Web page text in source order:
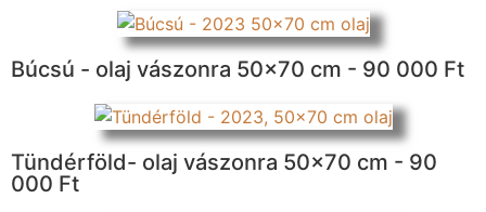
Búcsú - olaj vászonra 50x70 cm - 90 000 Ft
Tündérföld- olaj vászonra 50x70 cm - 90
000 Ft